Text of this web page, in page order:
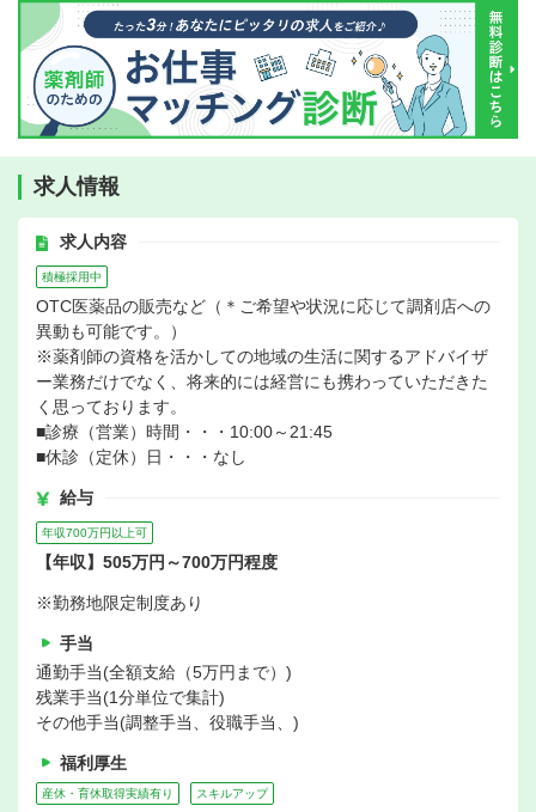
求人情報
求人内容
積極採用中
OTC医薬品の販売など（＊ご希望や状況に応じて調剤店への
異動も可能です。）
※薬剤師の資格を活かしての地域の生活に関するアドバイザ
ー業務だけでなく、将来的には経営にも携わっていただきた
く思っております。
■診療（営業）時間・・・10:00～21:45
■休診（定休）日・・・なし
給与
年収700万円以上可
【年収】505万円～700万円程度
※勤務地限定制度あり
手当
通勤手当(全額支給（5万円まで）)
残業手当(1分単位で集計)
その他手当(調整手当、役職手当、)
福利厚生
産休・育休取得実績有り スキルアップ